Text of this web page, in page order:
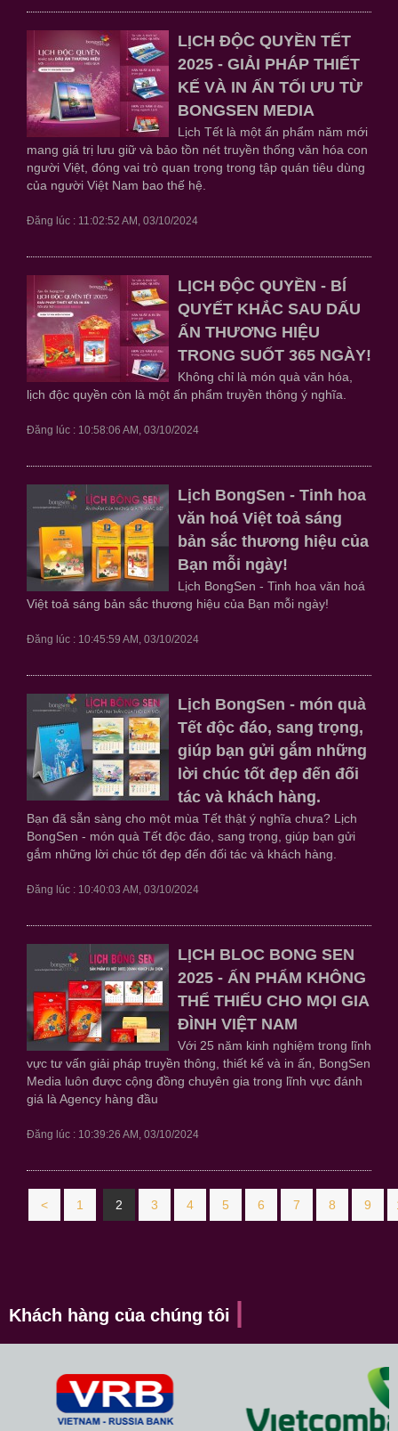
LỊCH ĐỘC QUYỀN TẾT
2025 - GIẢI PHÁP THIẾT
KẾ VÀ IN ẤN TỐI ƯU TỪ
BONGSEN MEDIA
Lịch Tết là một ấn phẩm năm mới
mang giá trị lưu giữ và bảo tồn nét truyền thống văn hóa con
người Việt, đóng vai trò quan trọng trong tập quán tiêu dùng
của người Việt Nam bao thế hệ.
Đăng lúc : 11:02:52 AM, 03/10/2024
LỊCH ĐỘC QUYỀN - BÍ
QUYẾT KHẮC SAU DẤU
ẤN THƯƠNG HIỆU
TRONG SUỐT 365 NGÀY!
Không chỉ là món quà văn hóa,
lịch độc quyền còn là một ấn phẩm truyền thông ý nghĩa.
Đăng lúc : 10:58:06 AM, 03/10/2024
Lịch BongSen - Tinh hoa
văn hoá Việt toả sáng
bản sắc thương hiệu của
Bạn mỗi ngày!
Lịch BongSen - Tinh hoa văn hoá
Việt toả sáng bản sắc thương hiệu của Bạn mỗi ngày!
Đăng lúc : 10:45:59 AM, 03/10/2024
Lịch BongSen - món quà
Tết độc đáo, sang trọng,
giúp bạn gửi gắm những
lời chúc tốt đẹp đến đối
tác và khách hàng.
Bạn đã sẵn sàng cho một mùa Tết thật ý nghĩa chưa? Lịch
BongSen - món quà Tết độc đáo, sang trọng, giúp bạn gửi
gắm những lời chúc tốt đẹp đến đối tác và khách hàng.
Đăng lúc : 10:40:03 AM, 03/10/2024
LỊCH BLOC BONG SEN
2025 - ẤN PHẨM KHÔNG
THỂ THIẾU CHO MỌI GIA
ĐÌNH VIỆT NAM
Với 25 năm kinh nghiệm trong lĩnh
vực tư vấn giải pháp truyền thông, thiết kế và in ấn, BongSen
Media luôn được cộng đồng chuyên gia trong lĩnh vực đánh
giá là Agency hàng đầu
Đăng lúc : 10:39:26 AM, 03/10/2024
< 1 2 3 4 5 6 7 8 9
Khách hàng của chúng tôi